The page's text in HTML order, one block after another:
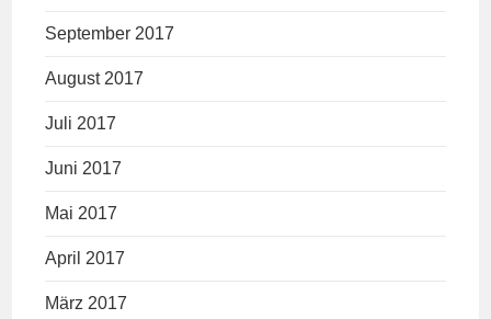
September 2017
August 2017
Juli 2017
Juni 2017
Mai 2017
April 2017
März 2017